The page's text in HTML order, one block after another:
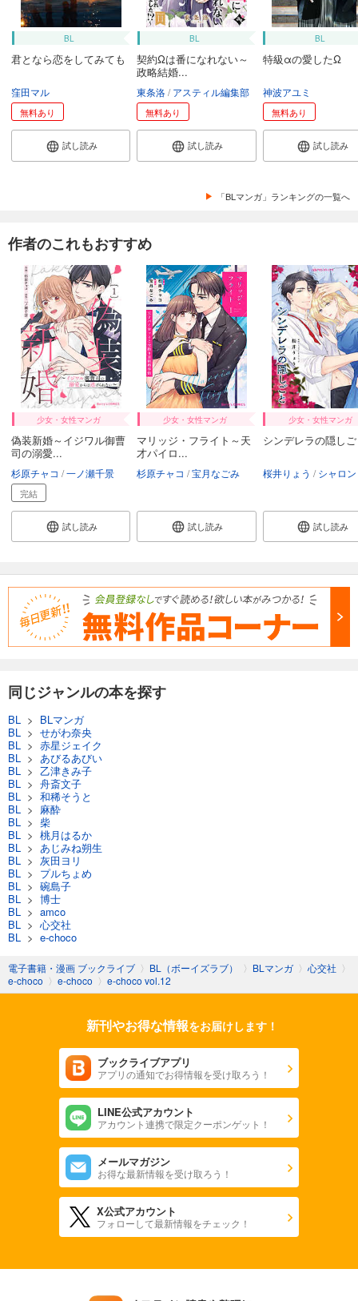
BL
君となら恋をしてみても
窪田マル
無料あり
試し読み
BL
契約Ωは番になれない～
政略結婚...
東条洛 アスティル編集部
無料あり
試し読み
BL
特級αの愛したΩ
神波アユミ
無料あり
試し読み
「BLマンガ」ランキングの一覧へ
作者のこれもおすすめ
少女・女性マンガ
偽装新婚～イジワル御曹
司の溺愛...
杉原チャコ 一ノ瀬千景
完結
試し読み
少女・女性マンガ
マリッジ・フライト～天
才パイロ...
杉原チャコ 宝月なごみ
試し読み
少女・女性マンガ
シンデレラの隠し
桜井りょう シャロン・ケンド
試し読み
同じジャンルの本を探す
BL > BLマンガ
BL > せがわ奈央
BL > 赤星ジェイク
BL > あびるあびい
BL > 乙津きみ子
BL > 舟斎文子
BL > 和稀そうと
BL > 麻酔
BL > 柴
BL > 桃月はるか
BL > あじみね朔生
BL > 灰田ヨリ
BL > プルちょめ
BL > 碗島子
BL > 博士
BL > amco
BL > 心交社
BL > e-choco
電子書籍・漫画 ブックライブ 〉 BL（ボーイズラブ） 〉 BLマンガ 〉 心交社 〉
e-choco 〉 e-choco 〉 e-choco vol.12
新刊やお得な情報をお届けします！
ブックライブアプリ
アプリの通知でお得情報を受け取ろう！
LINE公式アカウント
アカウント連携で限定クーポンゲット！
メールマガジン
お得な最新情報を受け取ろう！
X公式アカウント
フォローして最新情報をチェック！